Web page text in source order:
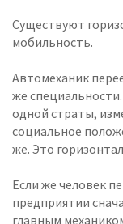
Существуют
мобильность.
Автомеханик
же
одной страты,
социальное
же. Это
Если же человек
предприятии
главным